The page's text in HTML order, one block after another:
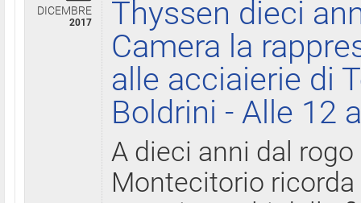
DICEMBRE
2017
Thyssen dieci
Camera la
alle acciaierie di
Boldrini - Alle 12
A dieci anni dal
Montecitorio